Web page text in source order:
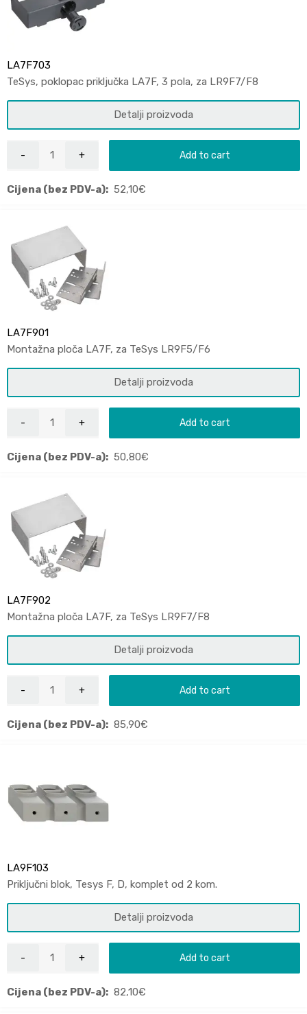
LA7F703
TeSys, poklopac priključka LA7F, 3 pola, za LR9F7/F8
Detalji proizvoda
Add to cart
Cijena (bez PDV-a): 52,10€
LA7F901
Montažna ploča LA7F, za TeSys LR9F5/F6
Detalji proizvoda
Add to cart
Cijena (bez PDV-a): 50,80€
LA7F902
Montažna ploča LA7F, za TeSys LR9F7/F8
Detalji proizvoda
Add to cart
Cijena (bez PDV-a): 85,90€
LA9F103
Priključni blok, Tesys F, D, komplet od 2 kom.
Detalji proizvoda
Add to cart
Cijena (bez PDV-a): 82,10€